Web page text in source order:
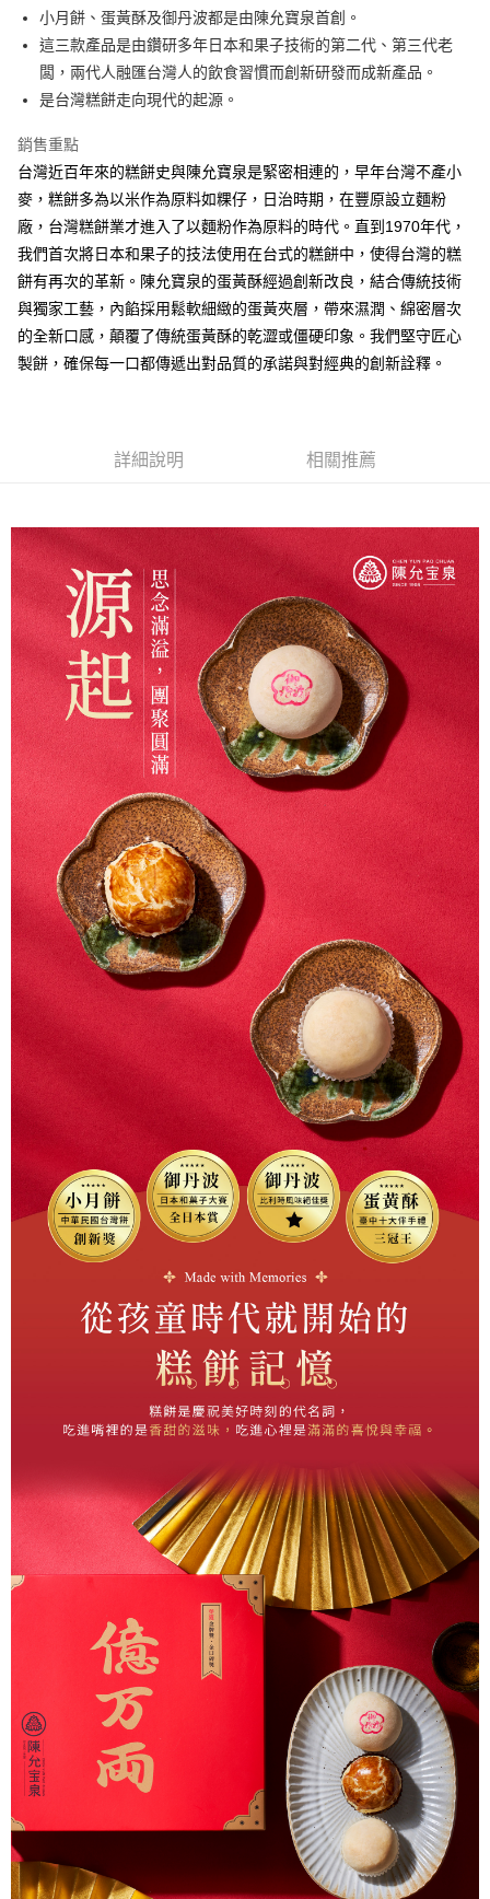
街口支付
悠遊付
ATM付款
運送方式
【中秋預購 85折】宅配
每筆NT$160，滿NT$3,000(含以上)免運費
小月餅、蛋黃酥及御丹波都是由陳允寶泉首創。
這三款產品是由鑽研多年日本和果子技術的第二代、第三代老
闆，兩代人融匯台灣人的飲食習慣而創新研發而成新產品。
是台灣糕餅走向現代的起源。
銷售重點
台灣近百年來的糕餅史與陳允寶泉是緊密相連的，早年台灣不產小
麥，糕餅多為以米作為原料如粿仔，日治時期，在豐原設立麵粉
廠，台灣糕餅業才進入了以麵粉作為原料的時代。直到1970年代，
我們首次將日本和果子的技法使用在台式的糕餅中，使得台灣的糕
餅有再次的革新。陳允寶泉的蛋黃酥經過創新改良，結合傳統技術
與獨家工藝，內餡採用鬆軟細緻的蛋黃夾層，帶來濕潤、綿密層次
的全新口感，顛覆了傳統蛋黃酥的乾澀或僵硬印象。我們堅守匠心
製餅，確保每一口都傳遞出對品質的承諾與對經典的創新詮釋。
詳細說明 相關推薦